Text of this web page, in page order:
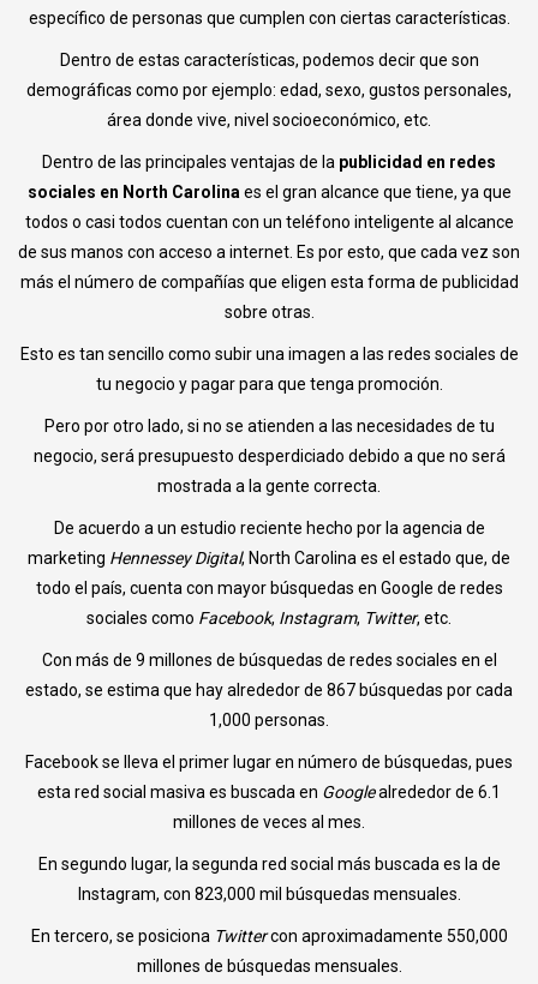
específico de personas que cumplen con ciertas características.
Dentro de estas características, podemos decir que son
demográficas como por ejemplo: edad, sexo, gustos personales,
área donde vive, nivel socioeconómico, etc.
Dentro de las principales ventajas de la publicidad en redes
sociales en North Carolinaes el gran alcance que tiene, ya que
todos o casi todos cuentan con un teléfono inteligente al alcance
de sus manos con acceso a internet. Es por esto, que cada vez son
más el número de compañías que eligen esta forma de publicidad
sobre otras.
Esto es tan sencillo como subir una imagen a las redes sociales de
tu negocio y pagar para que tenga promoción.
Pero por otro lado, si no se atienden a las necesidades de tu
negocio, será presupuesto desperdiciado debido a que no será
mostrada a la gente correcta.
De acuerdo a un estudio reciente hecho por la agencia de
marketing Hennessey Digital, North Carolina es el estado que, de
todo el país, cuenta con mayor búsquedas en Google de redes
sociales como Facebook, Instagram, Twitter, etc.
Con más de 9 millones de búsquedas de redes sociales en el
estado, se estima que hay alrededor de 867 búsquedas por cada
1,000 personas.
Facebook se lleva el primer lugar en número de búsquedas, pues
esta red social masiva es buscada en Googlealrededor de 6.1
millones de veces al mes.
En segundo lugar, la segunda red social más buscada es la de
Instagram, con 823,000 mil búsquedas mensuales.
En tercero, se posiciona Twittercon aproximadamente 550,000
millones de búsquedas mensuales.